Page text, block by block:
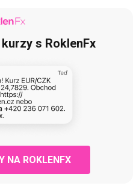
s RoklenFx
NA ROKLENFX